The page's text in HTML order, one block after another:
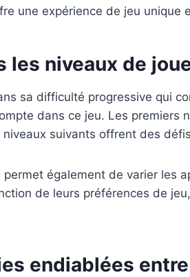
une expérience de jeu unique
niveaux de
sa difficulté progressive qui
dans ce jeu. Les
suivants offrent des
également de varier les
de leurs préférences de
endiablées